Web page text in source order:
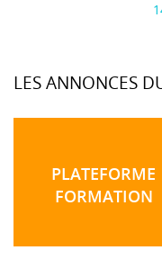
LES ANNONCES
PLATEFORME
FORMATION